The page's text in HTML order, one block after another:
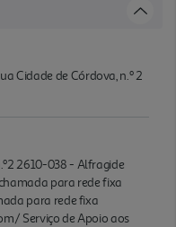
Cidade de Córdova, n.º 2
2610-038 - Alfragide
para rede fixa
para rede fixa
Serviço de Apoio aos